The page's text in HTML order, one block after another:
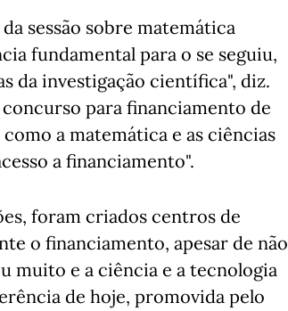
sessão sobre matemática
fundamental para o se seguiu,
da investigação científica", diz.
para financiamento de
a matemática e as ciências
a financiamento".
foram criados centros de
o financiamento, apesar de não
muito e a ciência e a tecnologia
de hoje, promovida pelo